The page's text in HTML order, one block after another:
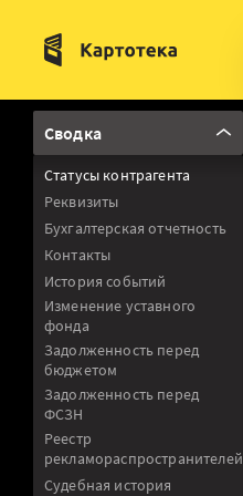
Сводка
Статусы контрагента
Реквизиты
Бухгалтерская отчетность
Контакты
История событий
Изменение уставного
фонда
Задолженность перед
бюджетом
Задолженность перед
ФСЗН
Реестр
рекламораспространителей
Судебная история